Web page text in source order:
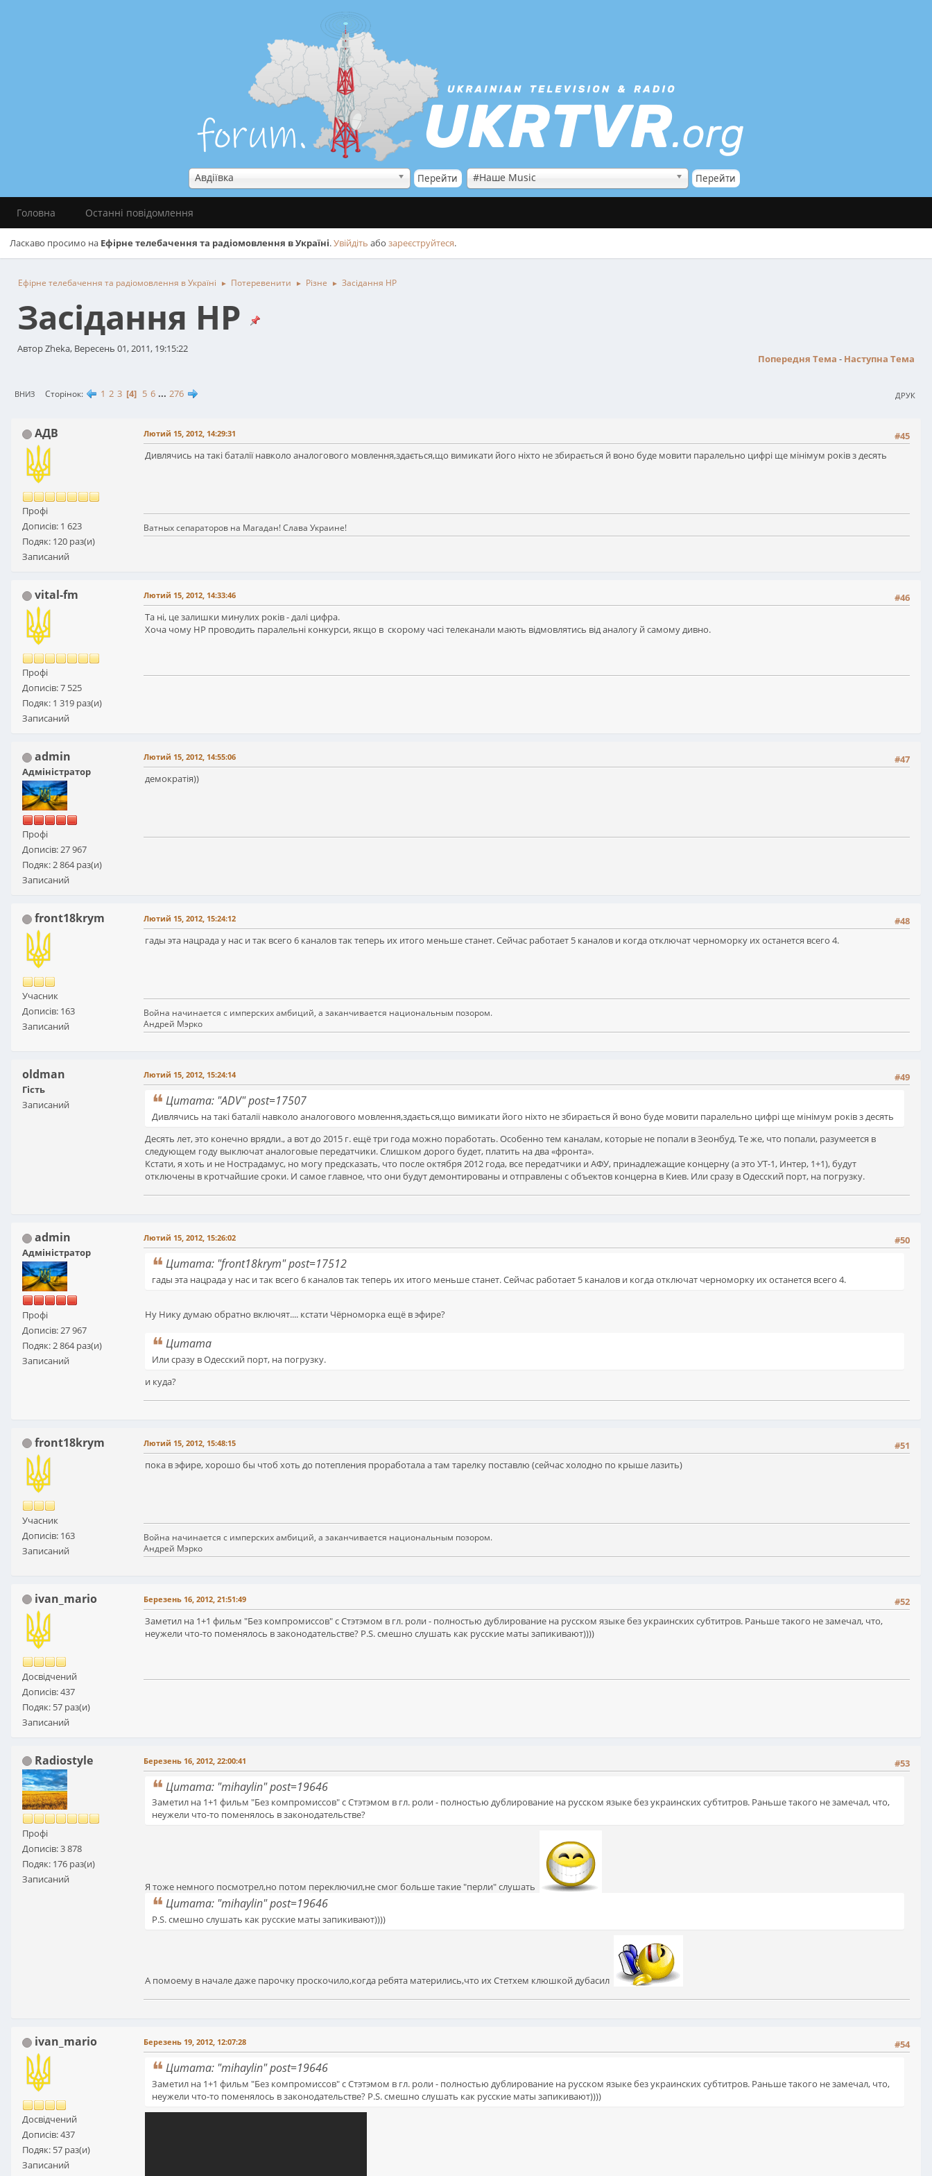
Авдіївка #Наше Music
Головна Останні повідомлення
Ласкаво просимо на Ефірне телебачення та радіомовлення в Україні.Увійдіть або зареєструйтеся.
Ефірне телебачення та радіомовлення в Україні ► Потеревенити ► Різне ► Засідання НР
Засідання НР
Автор Zheka, Вересень 01, 2011, 19:15:22
Попередня Тема - Наступна Тема
ДРУК
ВНИЗ Сторінок 1 2 3 4 5 6 ... 276
АДВ
Профі
Дописів: 1 623
Подяк: 120 раз(и)
Записаний
#45
Лютий 15, 2012, 14:29:31
Дивлячись на такі баталії навколо аналогового мовлення,здається,що вимикати його ніхто не збирається й воно буде мовити паралельно цифрі ще мінімум років з десять
Ватных сепараторов на Магадан! Слава Украине!
vital-fm
Профі
Дописів: 7 525
Подяк: 1 319 раз(и)
Записаний
#46
Лютий 15, 2012, 14:33:46
Та ні, це залишки минулих років - далі цифра.
Хоча чому НР проводить паралельні конкурси, якщо в скорому часі телеканали мають відмовлятись від аналогу й самому дивно.
admin
Адміністратор
Профі
Дописів: 27 967
Подяк: 2 864 раз(и)
Записаний
#47
Лютий 15, 2012, 14:55:06
демократія))
front18krym
Учасник
Дописів: 163
Записаний
#48
Лютий 15, 2012, 15:24:12
гады эта нацрада у нас и так всего 6 каналов так теперь их итого меньше станет. Сейчас работает 5 каналов и когда отключат черноморку их останется всего 4.
Война начинается с имперских амбиций, а заканчивается национальным позором.
Андрей Мэрко
oldman
Гість
Записаний
#49
Лютий 15, 2012, 15:24:14
Цитата: "ADV" post=17507
Дивлячись на такі баталії навколо аналогового мовлення,здається,що вимикати його ніхто не збирається й воно буде мовити паралельно цифрі ще мінімум років з десять
Десять лет, это конечно врядли., а вот до 2015 г. ещё три года можно поработать. Особенно тем каналам, которые не попали в Зеонбуд. Те же, что попали, разумеется в
следующем году выключат аналоговые передатчики. Слишком дорого будет, платить на два «фронта».
Кстати, я хоть и не Нострадамус, но могу предсказать, что после октября 2012 года, все передатчики и АФУ, принадлежащие концерну (а это УТ-1, Интер, 1+1), будут
отключены в кротчайшие сроки. И самое главное, что они будут демонтированы и отправлены с объектов концерна в Киев. Или сразу в Одесский порт, на погрузку.
admin
Адміністратор
Профі
Дописів: 27 967
Подяк: 2 864 раз(и)
Записаний
#50
Лютий 15, 2012, 15:26:02
Цитата: "front18krym" post=17512
гады эта нацрада у нас и так всего 6 каналов так теперь их итого меньше станет. Сейчас работает 5 каналов и когда отключат черноморку их останется всего 4.
Ну Нику думаю обратно включят.... кстати Чёрноморка ещё в эфире?
Цитата
Или сразу в Одесский порт, на погрузку.
и куда?
front18krym
Учасник
Дописів: 163
Записаний
#51
Лютий 15, 2012, 15:48:15
пока в эфире, хорошо бы чтоб хоть до потепления проработала а там тарелку поставлю (сейчас холодно по крыше лазить)
Война начинается с имперских амбиций, а заканчивается национальным позором.
Андрей Мэрко
ivan_mario
Досвідчений
Дописів: 437
Подяк: 57 раз(и)
Записаний
#52
Березень 16, 2012, 21:51:49
Заметил на 1+1 фильм "Без компромиссов" с Стэтэмом в гл. роли - полностью дублирование на русском языке без украинских субтитров. Раньше такого не замечал, что,
неужели что-то поменялось в законодательстве? P.S. смешно слушать как русские маты запикивают))))
Radiostyle
Профі
Дописів: 3 878
Подяк: 176 раз(и)
Записаний
#53
Березень 16, 2012, 22:00:41
Цитата: "mihaylin" post=19646
Заметил на 1+1 фильм "Без компромиссов" с Стэтэмом в гл. роли - полностью дублирование на русском языке без украинских субтитров. Раньше такого не замечал, что,
неужели что-то поменялось в законодательстве?
Я тоже немного посмотрел,но потом переключил,не смог больше такие "перли" слушать
Цитата: "mihaylin" post=19646
P.S. смешно слушать как русские маты запикивают))))
А помоему в начале даже парочку проскочило,когда ребята матерились,что их Стетхем клюшкой дубасил
ivan_mario
Досвідчений
Дописів: 437
Подяк: 57 раз(и)
Записаний
#54
Березень 19, 2012, 12:07:28
Цитата: "mihaylin" post=19646
Заметил на 1+1 фильм "Без компромиссов" с Стэтэмом в гл. роли - полностью дублирование на русском языке без украинских субтитров. Раньше такого не замечал, что,
неужели что-то поменялось в законодательстве? P.S. смешно слушать как русские маты запикивают))))